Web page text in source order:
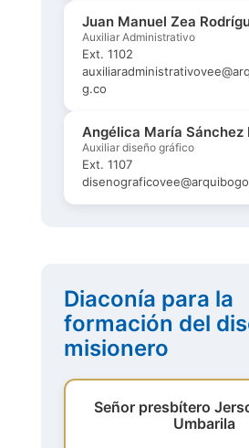
Juan Manuel Zea
Auxiliar Administrativo
Ext. 1102
g.co
Angélica María Sánchez
Auxiliar diseño gráfico
Ext. 1107
Diaconía para la
formación del
misionero
Señor presbítero
Umbarila